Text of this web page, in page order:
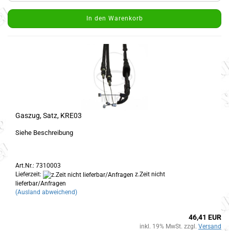
In den Warenkorb
Gaszug, Satz, KRE03
Siehe Beschreibung
Art.Nr.: 7310003
Lieferzeit:
z.Zeit nicht
lieferbar/Anfragen
(Ausland abweichend)
46,41 EUR
inkl. 19% MwSt. zzgl. Versand